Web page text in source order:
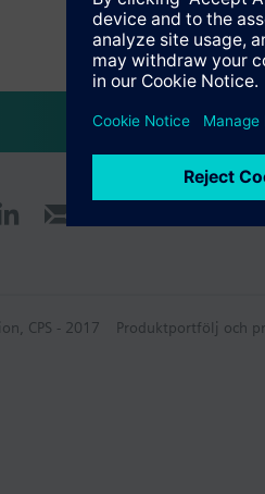
CPS - 2017 Produktportfölj och